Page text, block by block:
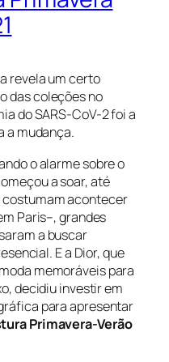
revela um certo
das coleções no
do SARS-CoV-2 foi a
a mudança.
o alarme sobre o
a soar, até
costumam acontecer
Paris–, grandes
a buscar
E a Dior, que
memoráveis para
decidiu investir em
para apresentar
Primavera-Verão